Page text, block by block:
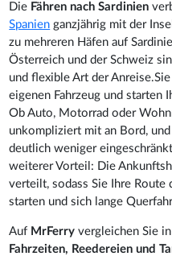
Die Fähren nach Sardinien
Spanien ganzjährig mit der
zu mehreren Häfen auf
Österreich und der Schweiz
und flexible Art der
eigenen Fahrzeug und starten
Ob Auto, Motorrad oder
unkompliziert mit an Bord,
deutlich weniger
weiterer Vorteil: Die
verteilt, sodass Sie Ihre Route
starten und sich lange
Auf MrFerry vergleichen Sie
Fahrzeiten, Reedereien und